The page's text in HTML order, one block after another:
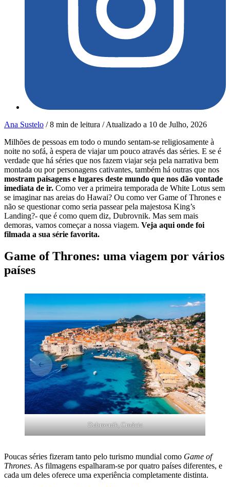
Ana Sustelo / 8 min de leitura /Atualizado a 10 de Julho, 2026
Milhões de pessoas em todo o mundo sentam-se religiosamente à
noite no sofá, à espera de viajar um pouco através das séries. E se é
verdade que há séries que nos fazem viajar seja pela narrativa bem
montada ou por personagens cativantes, também há outras que nos
mostram paisagens e lugares deste mundo que nos dão vontade
imediata de ir. Como ver a primeira temporada de White Lotus sem
se imaginar nas areias do Hawai? Ou como ver Game of Thrones e
não se questionar como seria passear pela majestosa King’s
Landing?- que é como quem diz, Dubrovnik. Mas sem mais
demoras, vamos começar a nossa viagem. Veja aqui onde foi
filmada a sua série favorita.
Game of Thrones: uma viagem por vários
países
Dubrovnik, Croácia
Poucas séries fizeram tanto pelo turismo mundial como Game of
Thrones. As filmagens espalharam-se por quatro países diferentes, e
cada um deles oferece uma experiência completamente distinta.